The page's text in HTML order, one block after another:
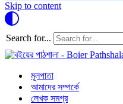
Skip to content
Search for...
মূলপাতা
আমাদের সম্পর্কে
লেখক সমগ্র